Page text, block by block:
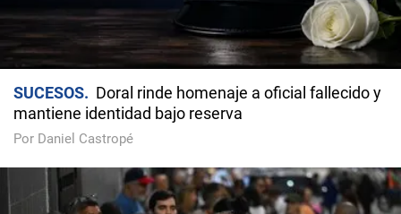
SUCESOS
Doral rinde homenaje a oficial fallecido y
mantiene identidad bajo reserva
Por Daniel Castropé